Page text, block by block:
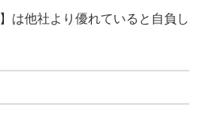
】は他社より優れていると自負し